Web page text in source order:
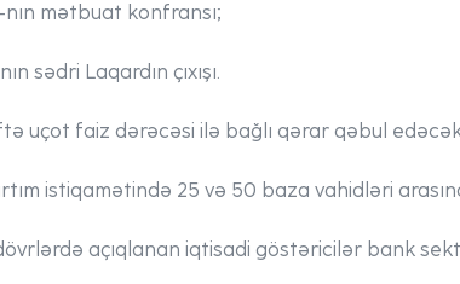
mətbuat konfransı;
sədri Laqardın çıxışı.
uçot faiz dərəcəsi ilə bağlı qərar qəbul
istiqamətində 25 və 50 baza vahidləri
açıqlanan iqtisadi göstəricilər bank